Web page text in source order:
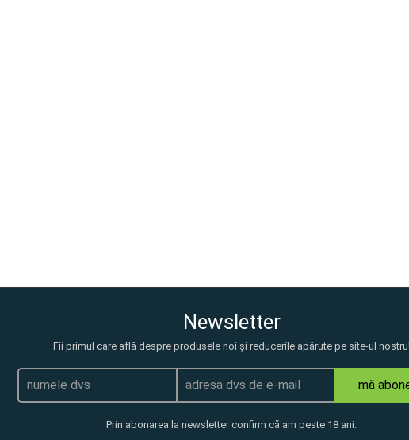
Newsletter
Fii primul care află despre produsele noi și reducerile apărute pe site-ul
mă
Prin abonarea la newsletter confirm că am peste 18 ani.